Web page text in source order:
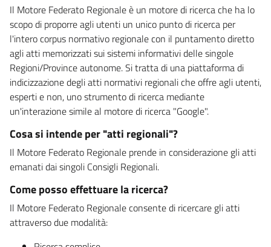
Il Motore Federato Regionale è un motore di ricerca che ha lo
scopo di proporre agli utenti un unico punto di ricerca per
l'intero corpus normativo regionale con il puntamento diretto
agli atti memorizzati sui sistemi informativi delle singole
Regioni/Province autonome. Si tratta di una piattaforma di
indicizzazione degli atti normativi regionali che offre agli utenti,
esperti e non, uno strumento di ricerca mediante
un'interazione simile al motore di ricerca "Google".
Cosa si intende per "atti regionali"?
Il Motore Federato Regionale prende in considerazione gli atti
emanati dai singoli Consigli Regionali.
Come posso effettuare la ricerca?
Il Motore Federato Regionale consente di ricercare gli atti
attraverso due modalità: